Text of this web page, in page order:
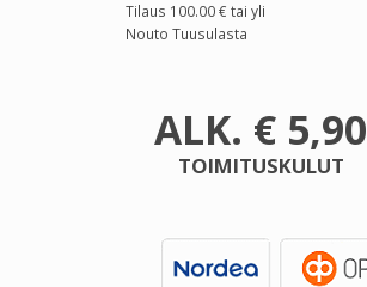
Tilaus 100.00 € tai yli
Nouto Tuusulasta
ALK. € 5,90
TOIMITUSKULUT